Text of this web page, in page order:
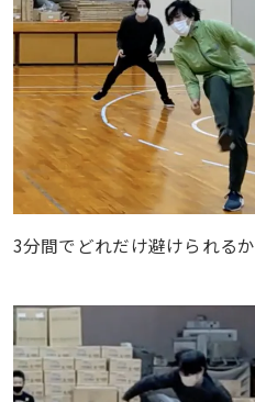
3分間でどれだけ避けられるか